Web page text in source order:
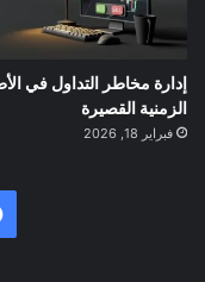
إدارة مخاطر التداول في
الزمنية القصيرة
فبراير 18, 2026